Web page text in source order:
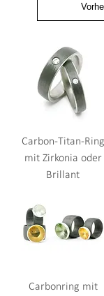
Carbon-Titan-Ring
mit Zirkonia oder
Brillant
Carbonring mit